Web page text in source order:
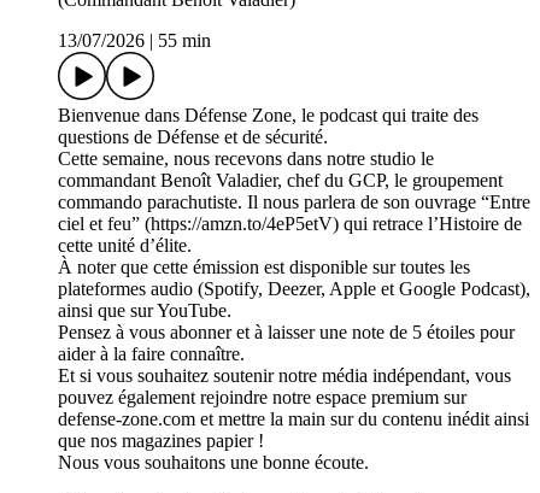
13/07/2026
55 min
Bienvenue dans Défense Zone, le podcast qui traite des
questions de Défense et de sécurité.
Cette semaine, nous recevons dans notre studio le
commandant Benoît Valadier, chef du GCP, le groupement
commando parachutiste. Il nous parlera de son ouvrage “Entre
ciel et feu” (https://amzn.to/4eP5etV) qui retrace l’Histoire de
cette unité d’élite.
À noter que cette émission est disponible sur toutes les
plateformes audio (Spotify, Deezer, Apple et Google Podcast),
ainsi que sur YouTube.
Pensez à vous abonner et à laisser une note de 5 étoiles pour
aider à la faire connaître.
Et si vous souhaitez soutenir notre média indépendant, vous
pouvez également rejoindre notre espace premium sur
defense-zone.com et mettre la main sur du contenu inédit ainsi
que nos magazines papier !
Nous vous souhaitons une bonne écoute.